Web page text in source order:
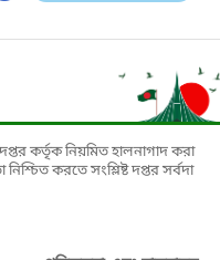
কর্তৃক নিয়মিত হালনাগাদ করা
করতে সংশ্লিষ্ট দপ্তর সর্বদা